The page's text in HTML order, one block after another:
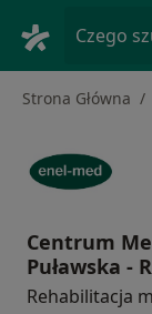
Czego
Strona Główna
Centrum
Puławska -
Rehabilitacja